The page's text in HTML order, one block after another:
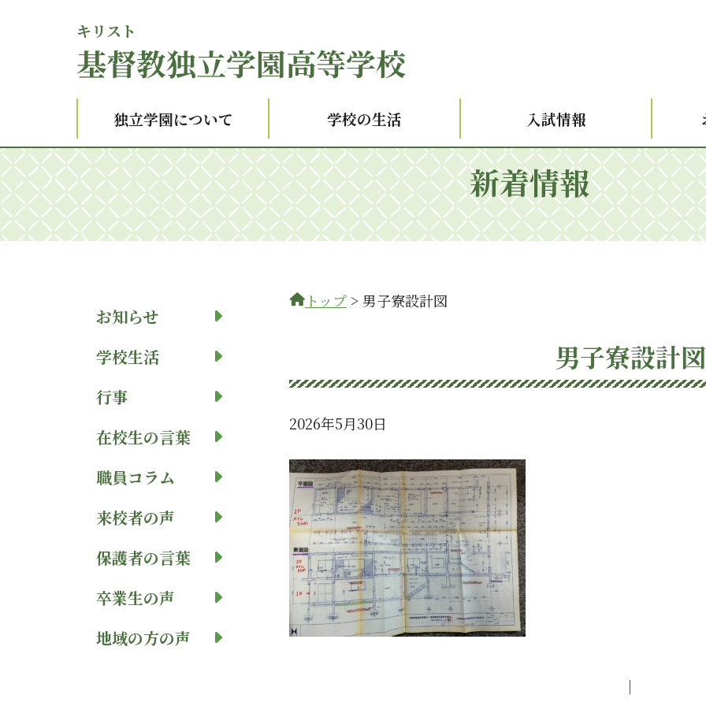
基督
キリスト
教独立学園高等学校
独立学園について 学校の生活 入試情報
新着情報
お知らせ
学校生活
行事
在校生の言葉
職員コラム
来校者の声
保護者の言葉
卒業生の声
地域の方の声
トップ > 男子寮設計図
男子寮設計図
2026年5月30日
｜